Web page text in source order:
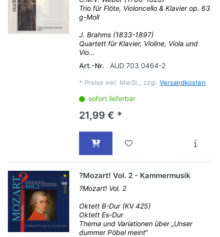
Trio für Flöte, Violoncello & Klavier op. 63
g-Moll
J. Brahms (1833-1897)
Quartett für Klavier, Violine, Viola und
Vio...
Art.-Nr.
AUD 703 0464-2
* Preise inkl. MwSt., zzgl. Versandkosten
sofort lieferbar
21,99 € *
?Mozart! Vol. 2 - Kammermusik
?Mozart! Vol. 2
Oktett B-Dur (KV 425)
Oktett Es-Dur
Thema und Variationen über „Unser
dummer Pöbel meint“